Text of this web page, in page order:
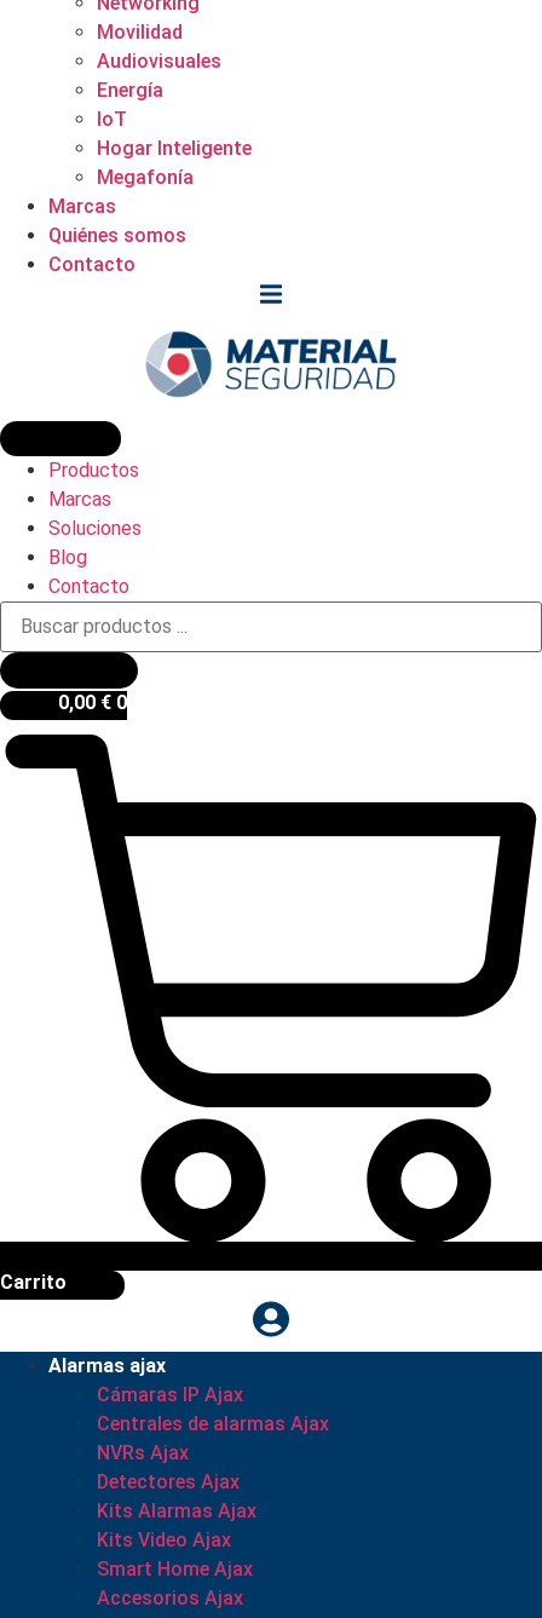
Movilidad
Audiovisuales
Energía
IoT
Hogar Inteligente
Megafonía
Marcas
Quiénes somos
Contacto
Productos
Marcas
Soluciones
Blog
Contacto
Búsqueda
productos
0,00 € 0
Carrito
Alarmas ajax
Cámaras IP Ajax
Centrales de alarmas Ajax
NVRs Ajax
Detectores Ajax
Kits Alarmas Ajax
Kits Video Ajax
Smart Home Ajax
Accesorios Ajax